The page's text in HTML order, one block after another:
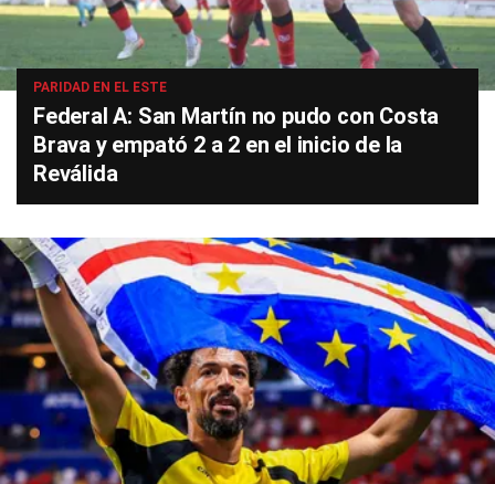
PARIDAD EN EL ESTE
Federal A: San Martín no pudo con Costa
Brava y empató 2 a 2 en el inicio de la
Reválida